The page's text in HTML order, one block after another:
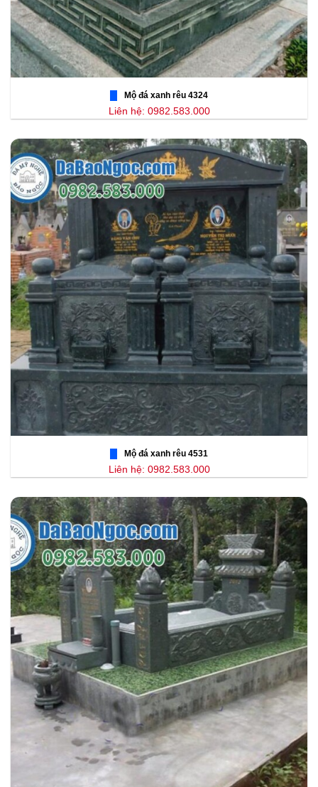
Mộ đá xanh rêu 4324
Liên hệ: 0982.583.000
Mộ đá xanh rêu 4531
Liên hệ: 0982.583.000